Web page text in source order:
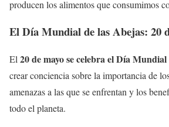
producen los alimentos que consumimos
El Día Mundial de las Abejas: 20
El 20 de mayo se celebra el Día
crear conciencia sobre la importancia de
amenazas a las que se enfrentan y los
todo el planeta.